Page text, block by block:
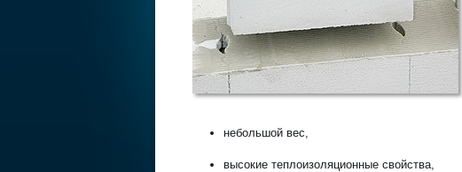
небольшой вес,
высокие теплоизоляционные свойства,